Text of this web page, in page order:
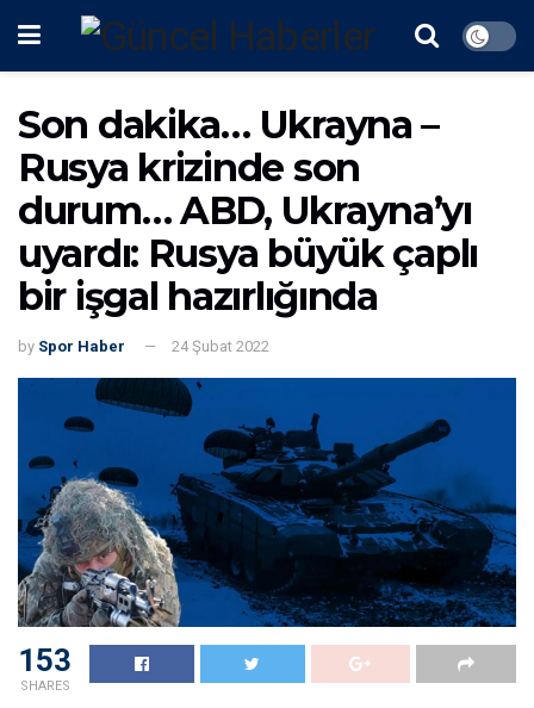
Son dakika… Ukrayna –
Rusya krizinde son
durum… ABD, Ukrayna’yı
uyardı: Rusya büyük çaplı
bir işgal hazırlığında
by Spor Haber 24 Şubat 2022
153
SHARES